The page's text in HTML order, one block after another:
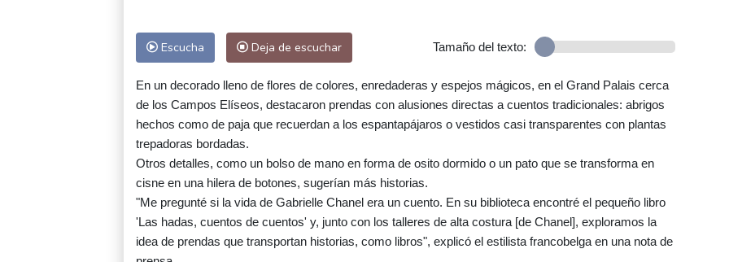
Escucha Deja de escuchar Tamaño del texto:
En un decorado lleno de flores de colores, enredaderas y espejos mágicos, en el Grand Palais cerca
de los Campos Elíseos, destacaron prendas con alusiones directas a cuentos tradicionales: abrigos
hechos como de paja que recuerdan a los espantapájaros o vestidos casi transparentes con plantas
trepadoras bordadas.
Otros detalles, como un bolso de mano en forma de osito dormido o un pato que se transforma en
cisne en una hilera de botones, sugerían más historias.
"Me pregunté si la vida de Gabrielle Chanel era un cuento. En su biblioteca encontré el pequeño libro
'Las hadas, cuentos de cuentos' y, junto con los talleres de alta costura [de Chanel], exploramos la
idea de prendas que transportan historias, como libros", explicó el estilista francobelga en una nota de